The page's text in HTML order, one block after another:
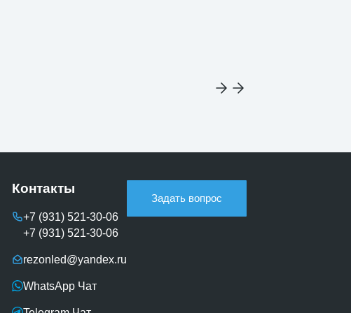
Контакты
+7 (931) 521-30-06
+7 (931) 521-30-06
rezonled@yandex.ru
WhatsApp Чат
Задать вопрос